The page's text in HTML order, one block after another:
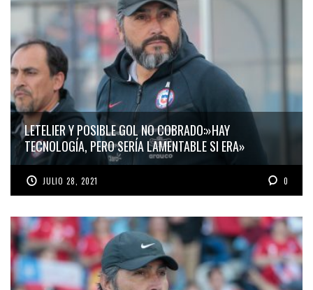
LETELIER Y POSIBLE GOL NO COBRADO:»HAY
TECNOLOGÍA, PERO SERÍA LAMENTABLE SI ERA»
JULIO 28, 2021 0